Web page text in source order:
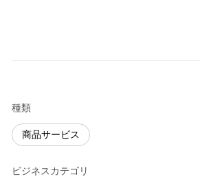
種類
商品サービス
ビジネスカテゴリ